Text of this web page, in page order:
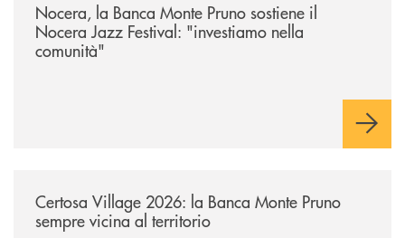
Nocera, la Banca Monte Pruno sostiene il
Nocera Jazz Festival: "investiamo nella
comunità"
Certosa Village 2026: la Banca Monte Pruno
sempre vicina al territorio